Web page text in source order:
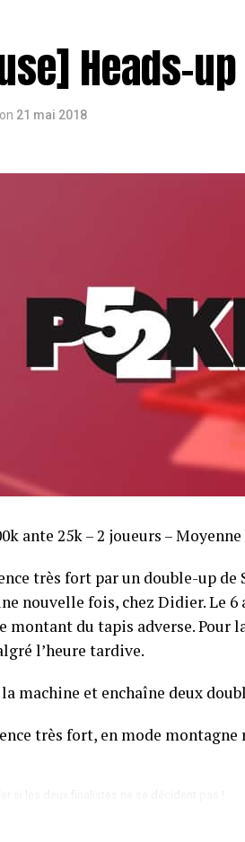
bien entouré !
Heads-
on 21 mai 2018
ante 25k – 2 joueurs – Moyenne
très fort par un double-up
nouvelle fois, chez Didier. Le
montant du tapis adverse. Pour
l’heure tardive.
machine et enchaîne deux
très fort, en mode montagne
si les deux finalistes ne se décident pas !